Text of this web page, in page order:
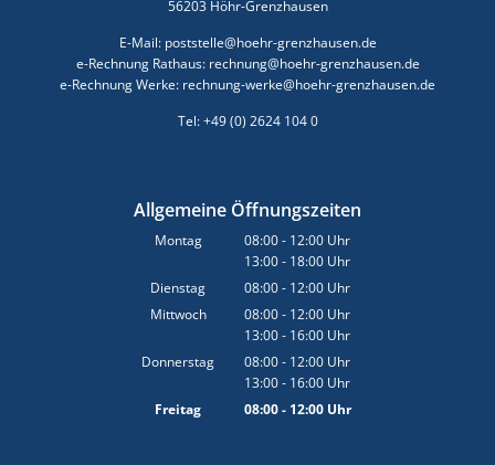
56203 Höhr-Grenzhausen
E-Mail: poststelle@hoehr-grenzhausen.de
e-Rechnung Rathaus: rechnung@hoehr-grenzhausen.de
e-Rechnung Werke: rechnung-werke@hoehr-grenzhausen.de
Tel: +49 (0) 2624 104 0
Allgemeine Öffnungszeiten
Montag 08:00- 12:00 Uhr
Von 08:00 bis 12:00 Uhr
13:00- 18:00 Uhr
Von 13:00 bis 18:00 Uhr
Dienstag 08:00- 12:00 Uhr
Von 08:00 bis 12:00 Uhr
Mittwoch 08:00- 12:00 Uhr
Von 08:00 bis 12:00 Uhr
13:00- 16:00 Uhr
Von 13:00 bis 16:00 Uhr
Donnerstag 08:00- 12:00 Uhr
Von 08:00 bis 12:00 Uhr
13:00- 16:00 Uhr
Von 13:00 bis 16:00 Uhr
Freitag 08:00- 12:00Uhr